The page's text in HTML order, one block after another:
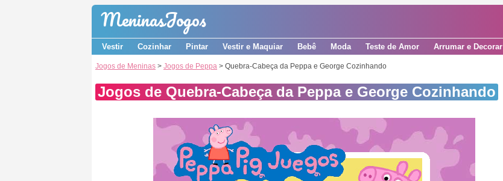
MeninasJogos
Vestir Cozinhar Pintar Vestir e Maquiar Bebê Moda Teste de Amor Arrumar e Decorar
Jogos de Meninas > Jogos de Peppa > Quebra-Cabeça da Peppa e George Cozinhando
Jogos de Quebra-Cabeça da Peppa e George Cozinhando